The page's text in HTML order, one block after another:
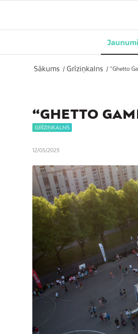
Jaunumi
Sākums / Grīziņkalns / “Ghetto
“GHETTO
GRĪZIŅKALNS
12/05/2023